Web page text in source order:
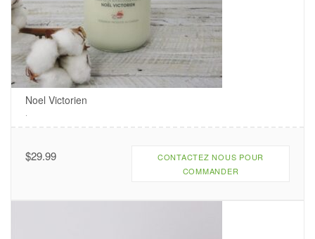
Noel Victorien
.
$29.99
CONTACTEZ NOUS POUR
COMMANDER